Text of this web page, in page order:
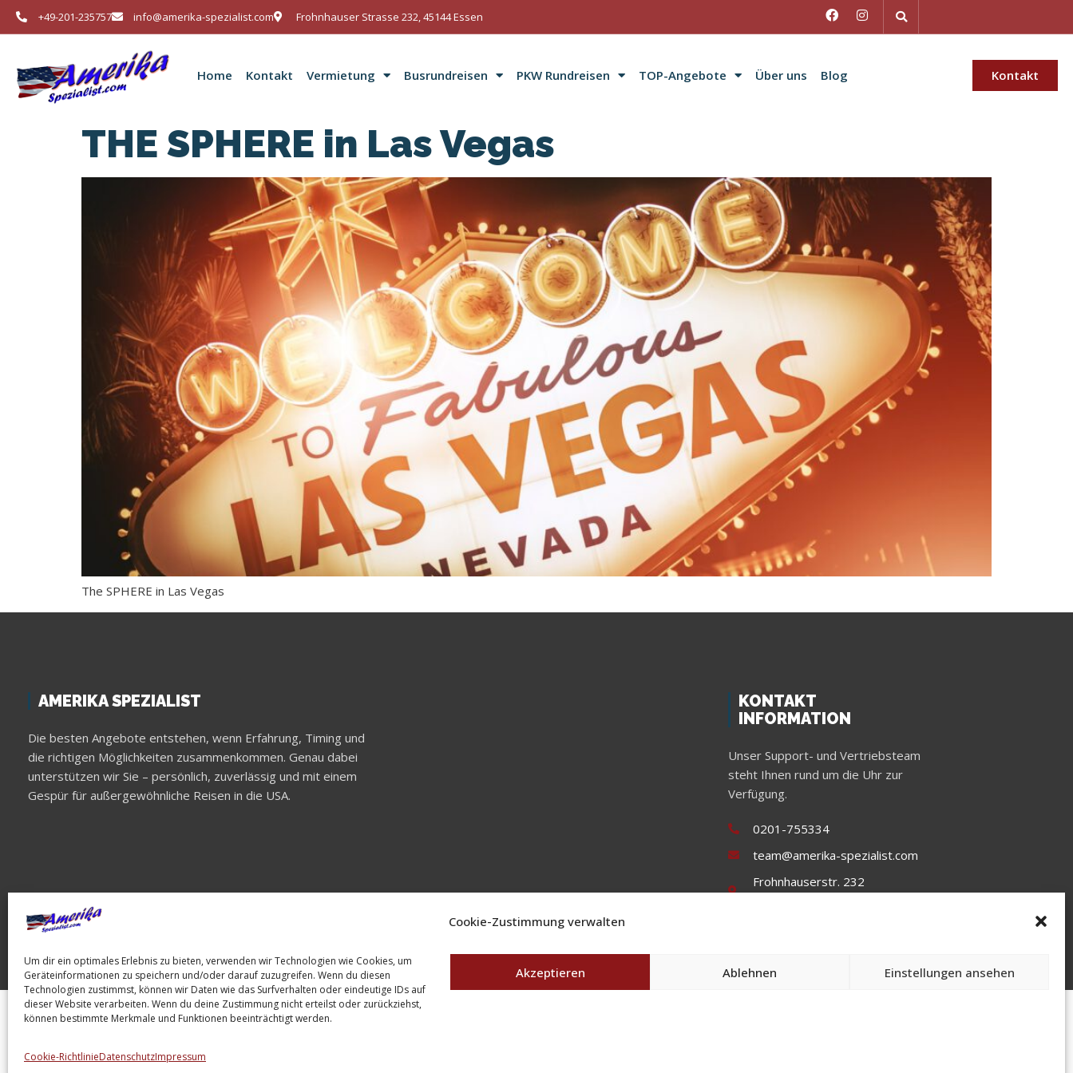
Cookie-Zustimmung verwalten
Um dir ein optimales Erlebnis zu bieten, verwenden wir Technologien wie Cookies, um
Geräteinformationen zu speichern und/oder darauf zuzugreifen. Wenn du diesen
Technologien zustimmst, können wir Daten wie das Surfverhalten oder eindeutige IDs auf
dieser Website verarbeiten. Wenn du deine Zustimmung nicht erteilst oder zurückziehst,
können bestimmte Merkmale und Funktionen beeinträchtigt werden.
Akzeptieren Ablehnen Einstellungen ansehen
Cookie-RichtlinieDatenschutzImpressum
+49-201-235757 info@amerika-spezialist.com Frohnhauser Strasse 232, 45144 Essen
Home Kontakt Vermietung Busrundreisen PKW Rundreisen TOP-Angebote Über uns Blog Kontakt
THE SPHERE in Las Vegas
The SPHERE in Las Vegas
AMERIKA SPEZIALIST
Die besten Angebote entstehen, wenn Erfahrung, Timing und
die richtigen Möglichkeiten zusammenkommen. Genau dabei
unterstützen wir Sie – persönlich, zuverlässig und mit einem
Gespür für außergewöhnliche Reisen in die USA.
KONTAKT
INFORMATION
Unser Support- und Vertriebsteam
steht Ihnen rund um die Uhr zur
Verfügung.
0201-755334
team@amerika-spezialist.com
Frohnhauserstr. 232